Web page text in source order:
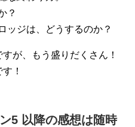
？
ッジは、どうするのか？
が、もう盛りだくさん！
！
5 以降の感想は随時